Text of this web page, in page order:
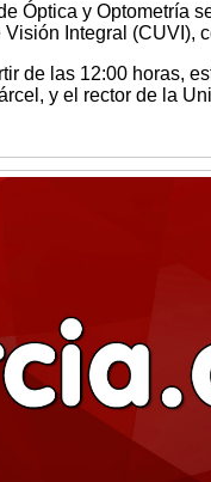
Óptica y Optometría
Integral (CUVI),
de las 12:00 horas,
y el rector de la